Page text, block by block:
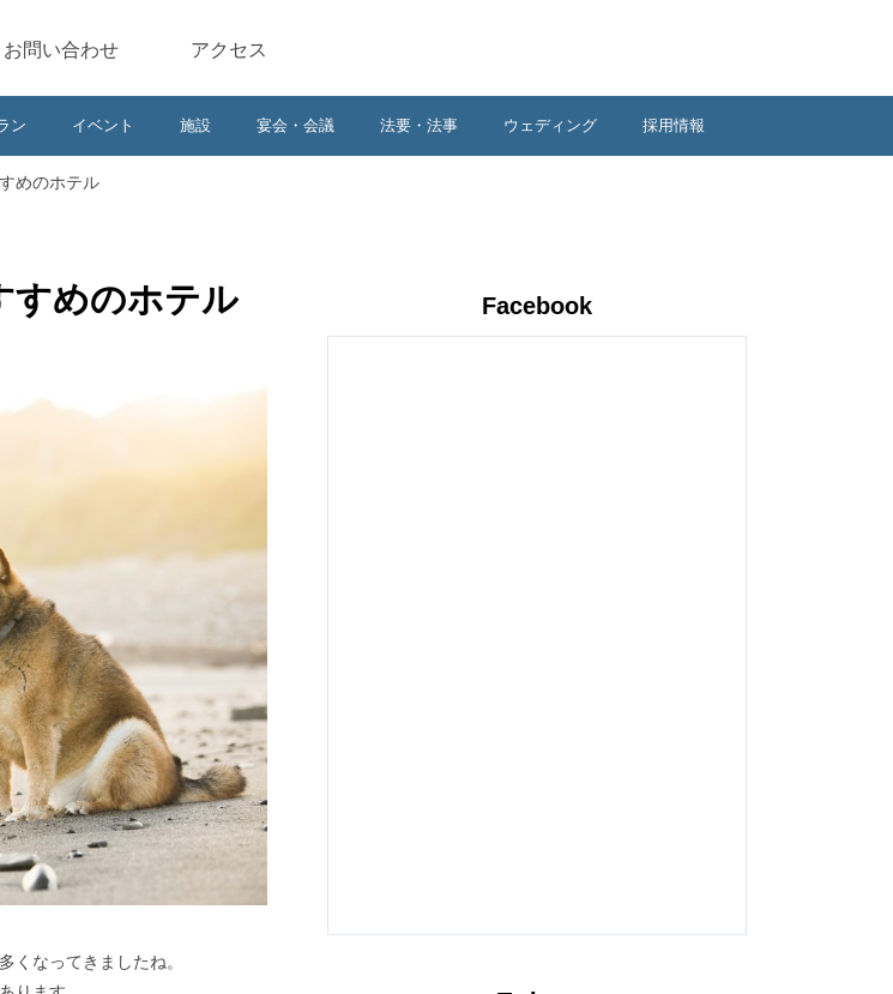
お問い合わせ アクセス
ン イベント 施設 宴会・会議 法要・法事 ウェディング 採用情報
めのホテル
すめのホテル
くなってきましたね。
Facebook